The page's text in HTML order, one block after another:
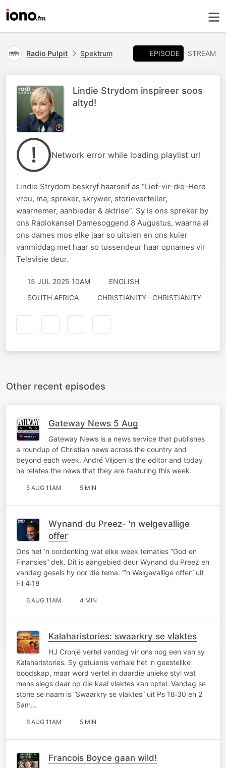
Radio Pulpit Spektrum EPISODE STREAM
Lindie Strydom inspireer soos
altyd!
Network error while loading playlist url
Lindie Strydom beskryf haarself as “Lief-vir-die-Here
vrou, ma, spreker, skrywer, storieverteller,
waarnemer, aanbieder & aktrise”. Sy is ons spreker by
ons Radiokansel Damesoggend 8 Augustus, waarna al
ons dames mos elke jaar so uitsien en ons kuier
vanmiddag met haar so tussendeur haar opnames vir
Televisie deur.
15 JUL 2025 10AM
ENGLISH
SOUTH AFRICA
CHRISTIANITY · CHRISTIANITY
Other recent episodes
Gateway News 5 Aug
Gateway News is a news service that publishes
a roundup of Christian news across the country and
beyond each week. André Viljoen is the editor and today
he relates the news that they are featuring this week.
5 AUG 11AM 5 MIN
Wynand du Preez- 'n welgevallige
offer
Ons het ‘n oordenking wat elke week tematies “God en
Finansies” dek. Dit is aangebied deur Wynand du Preez en
vandag gesels hy oor die tema: “’n Welgevallige offer” uit
Fil 4:18
6 AUG 11AM 4 MIN
Kalaharistories: swaarkry se vlaktes
HJ Cronjé vertel vandag vir ons nog een van sy
Kalaharistories. Sy getuienis verhale het 'n geestelike
boodskap, maar word vertel in daardie unieke styl wat
mens slegs daar op die kaal vlaktes kan optel. Vandag se
storie se naam is “Swaarkry se vlaktes” uit Ps 18:30 en 2
Sam…
6 AUG 11AM 5 MIN
Francois Boyce gaan wild!